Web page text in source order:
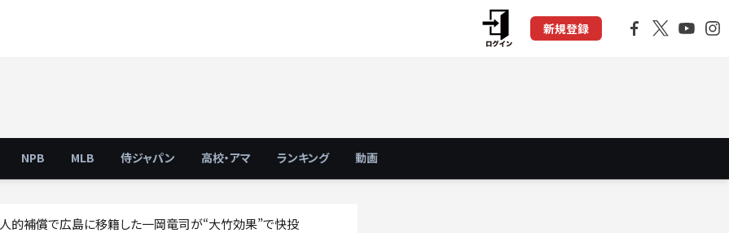
新規登録
NPB MLB 侍ジャパン 高校・アマ ランキング 動画
人的補償で広島に移籍した一岡竜司が“大竹効果”で快投